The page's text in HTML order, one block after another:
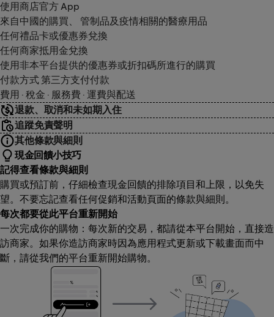
使用商店官方 App
來自中國的購買、 管制品及疫情相關的醫療用品
任何禮品卡或優惠券兌換
任何商家抵用金兌換
使用非本平台提供的優惠券或折扣碼所進行的購買
付款方式 第三方支付付款
費用 · 稅金 · 服務費 · 運費與配送
退款、取消和未如期入住
追蹤免責聲明
其他條款與細則
現金回饋小技巧
記得查看條款與細則
購買或預訂前，仔細檢查現金回饋的排除項目和上限，以免失
望。不要忘記查看任何促銷和活動頁面的條款與細則。
每次都要從此平台重新開始
一次完成你的購物：每次新的交易，都請從本平台開始，直接造
訪商家。如果你造訪商家時因為應用程式更新或下載畫面而中
斷，請從我們的平台重新開始購物。